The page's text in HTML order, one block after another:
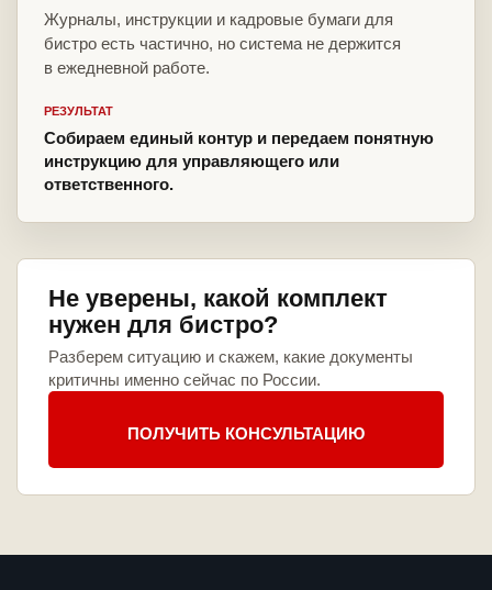
Журналы, инструкции и кадровые бумаги для
бистро есть частично, но система не держится
в ежедневной работе.
РЕЗУЛЬТАТ
Собираем единый контур и передаем понятную
инструкцию для управляющего или
ответственного.
Не уверены, какой комплект
нужен для бистро?
Разберем ситуацию и скажем, какие документы
критичны именно сейчас по России.
ПОЛУЧИТЬ КОНСУЛЬТАЦИЮ